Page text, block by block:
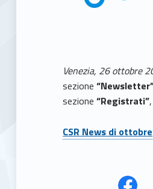
Venezia, 26 ottobre
sezione
sezione“Registrati”
CSR News di ottobre